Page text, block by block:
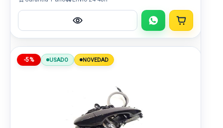
-5% USADO NOVEDAD